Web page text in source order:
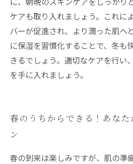
ケアも取り入れましょう。これに
バーが促進され、より潤った肌へ
に保湿を習慣化することで、冬も
きるでしょう。適切なケアを行い
を手に入れましょう。
春のうちからできる！あな
ン
春の到来は楽しみですが、肌の準